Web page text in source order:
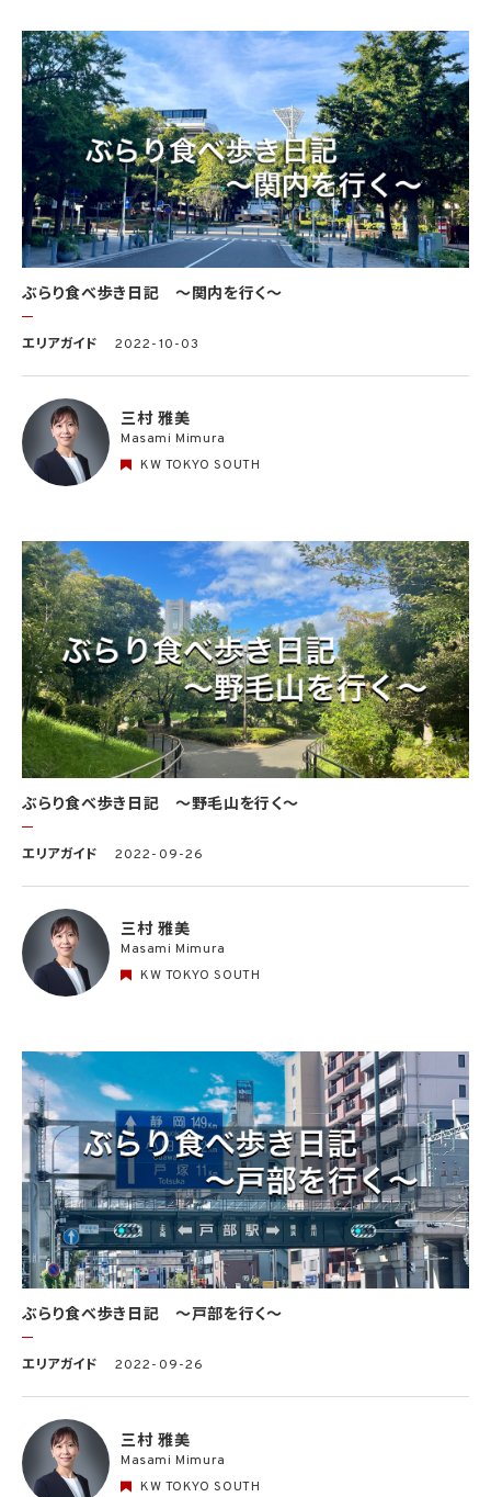
ぶらり食べ歩き日記 〜関内を行く〜
エリアガイド 2022-10-03
三村 雅美
Masami Mimura
KW TOKYO SOUTH
ぶらり食べ歩き日記 〜野毛山を行く〜
エリアガイド 2022-09-26
三村 雅美
Masami Mimura
KW TOKYO SOUTH
ぶらり食べ歩き日記 〜戸部を行く〜
エリアガイド 2022-09-26
三村 雅美
Masami Mimura
KW TOKYO SOUTH